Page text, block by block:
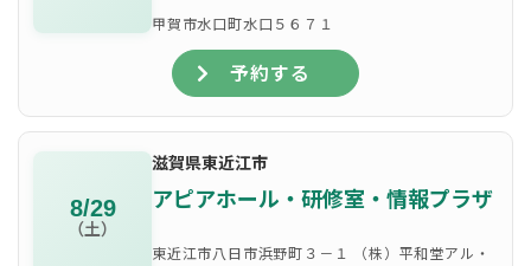
甲賀市水口町水口５６７１
予約する
8/29
（土）
滋賀県東近江市
アピアホール・研修室・情報プラザ
東近江市八日市浜野町３－１ （株）平和堂アル・